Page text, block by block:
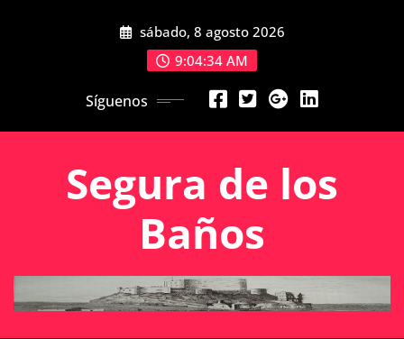
sábado, 8 agosto 2026
9:04:34 AM
Síguenos
Segura de los
Baños